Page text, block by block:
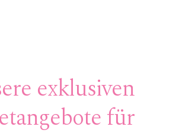
exklusiven
für